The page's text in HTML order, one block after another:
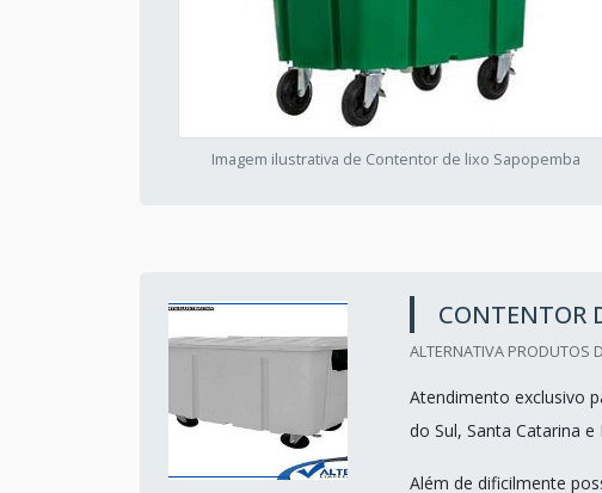
Imagem ilustrativa de Contentor de lixo Sapopemba
CONTENTOR
ALTERNATIVA PRODUTOS
Atendimento exclusivo
do Sul, Santa Catarina e
Além de dificilmente